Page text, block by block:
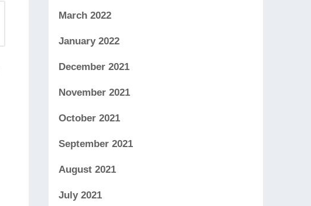
March 2022
January 2022
December 2021
November 2021
October 2021
September 2021
August 2021
July 2021